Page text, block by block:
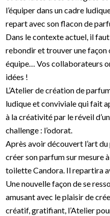
l’équiper dans un cadre
repart avec son flacon de
Dans le contexte actuel, il
rebondir et trouver une façon
équipe… Vos collaborateurs
idées !
L’Atelier de création de
ludique et conviviale qui fait
à la créativité par le réveil
challenge : l’odorat.
Après avoir découvert l’art
créer son parfum sur mesure
toilette Candora. Il repartira
Une nouvelle façon de se
amusant avec le plaisir de
créatif, gratifiant, l’Atelier